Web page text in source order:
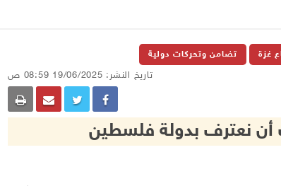
غزة تضامن وتحركات دولية
تاريخ النشر: 19/06/2025 08:59 ص
أن نعترف بدولة فلسطين